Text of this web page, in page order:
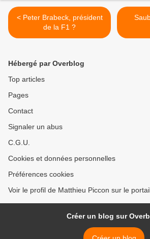
< Peter Brabeck, président
de la F1 ?
Hébergé par Overblog
Top articles
Pages
Contact
Signaler un abus
C.G.U.
Cookies et données personnelles
Préférences cookies
Voir le profil de Matthieu Piccon sur le
Créer un blog sur